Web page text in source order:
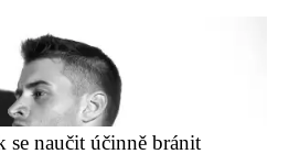
se naučit účinně bránit